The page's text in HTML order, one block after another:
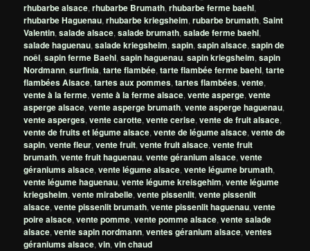
rhubarbe alsace,rhubarbe Brumath,rhubarbe ferme baehl,
rhubarbe Haguenau,rhubarbe kriegsheim,rubarbe brumath,Saint
Valentin,salade alsace,salade brumath,salade ferme baehl,
salade haguenau,salade kriegsheim,sapin,sapin alsace,sapin de
noêl,sapin ferme Baehl,sapin haguenau,sapin kriegsheim,sapin
Nordmann,surfinia,tarte flambée,tarte flambée ferme baehl,tarte
flambées Alsace,tartes aux pommes,tartes flambées,vente,
vente à la ferme,vente à la ferme alsace,vente asperge,vente
asperge alsace,vente asperge brumath,vente asperge haguenau,
vente asperges,vente carotte,vente cerise,vente de fruit alsace,
vente de fruits et légume alsace,vente de légume alsace,vente de
sapin,vente fleur,vente fruit,vente fruit alsace,vente fruit
brumath,vente fruit haguenau,vente géranium alsace,vente
géraniums alsace,vente légume alsace,vente légume brumath,
vente légume haguenau,vente légume kreisgehim,vente légume
kriegsheim,vente mirabelle,vente pissenlit,vente pissenlit
alsace,vente pissenlit brumath,vente pissenlit haguenau,vente
poire alsace,vente pomme,vente pomme alsace,vente salade
alsace,vente sapin nordmann,ventes géranium alsace,ventes
géraniums alsace,vin,vin chaud